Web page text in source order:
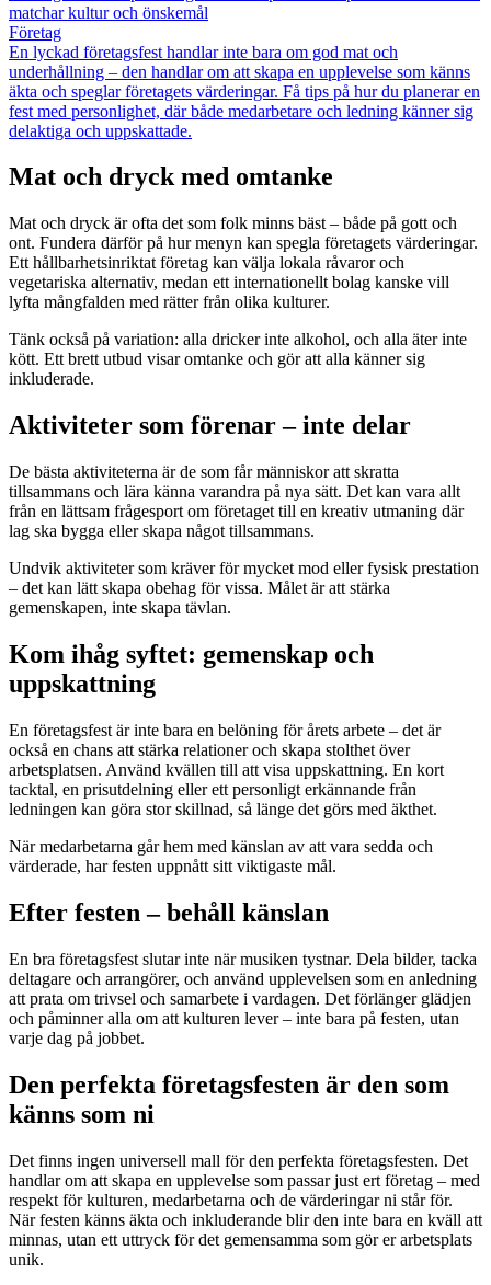
matchar kultur och önskemål
Företag
En lyckad företagsfest handlar inte bara om god mat och
underhållning – den handlar om att skapa en upplevelse som känns
äkta och speglar företagets värderingar. Få tips på hur du planerar en
fest med personlighet, där både medarbetare och ledning känner sig
delaktiga och uppskattade.
Mat och dryck med omtanke
Mat och dryck är ofta det som folk minns bäst – både på gott och
ont. Fundera därför på hur menyn kan spegla företagets värderingar.
Ett hållbarhetsinriktat företag kan välja lokala råvaror och
vegetariska alternativ, medan ett internationellt bolag kanske vill
lyfta mångfalden med rätter från olika kulturer.
Tänk också på variation: alla dricker inte alkohol, och alla äter inte
kött. Ett brett utbud visar omtanke och gör att alla känner sig
inkluderade.
Aktiviteter som förenar – inte delar
De bästa aktiviteterna är de som får människor att skratta
tillsammans och lära känna varandra på nya sätt. Det kan vara allt
från en lättsam frågesport om företaget till en kreativ utmaning där
lag ska bygga eller skapa något tillsammans.
Undvik aktiviteter som kräver för mycket mod eller fysisk prestation
– det kan lätt skapa obehag för vissa. Målet är att stärka
gemenskapen, inte skapa tävlan.
Kom ihåg syftet: gemenskap och
uppskattning
En företagsfest är inte bara en belöning för årets arbete – det är
också en chans att stärka relationer och skapa stolthet över
arbetsplatsen. Använd kvällen till att visa uppskattning. En kort
tacktal, en prisutdelning eller ett personligt erkännande från
ledningen kan göra stor skillnad, så länge det görs med äkthet.
När medarbetarna går hem med känslan av att vara sedda och
värderade, har festen uppnått sitt viktigaste mål.
Efter festen – behåll känslan
En bra företagsfest slutar inte när musiken tystnar. Dela bilder, tacka
deltagare och arrangörer, och använd upplevelsen som en anledning
att prata om trivsel och samarbete i vardagen. Det förlänger glädjen
och påminner alla om att kulturen lever – inte bara på festen, utan
varje dag på jobbet.
Den perfekta företagsfesten är den som
känns som ni
Det finns ingen universell mall för den perfekta företagsfesten. Det
handlar om att skapa en upplevelse som passar just ert företag – med
respekt för kulturen, medarbetarna och de värderingar ni står för.
När festen känns äkta och inkluderande blir den inte bara en kväll att
minnas, utan ett uttryck för det gemensamma som gör er arbetsplats
unik.